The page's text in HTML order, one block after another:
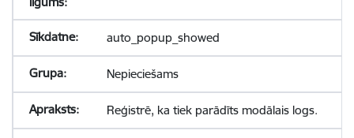
auto_popup_showed
Nepieciešams
Reģistrē, ka tiek parādīts modālais logs.